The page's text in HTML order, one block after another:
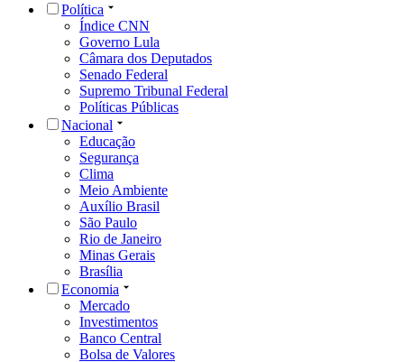
Política
Índice CNN
Governo Lula
Câmara dos Deputados
Senado Federal
Supremo Tribunal Federal
Políticas Públicas
Nacional
Educação
Segurança
Clima
Meio Ambiente
Auxílio Brasil
São Paulo
Rio de Janeiro
Minas Gerais
Brasília
Economia
Mercado
Investimentos
Banco Central
Bolsa de Valores